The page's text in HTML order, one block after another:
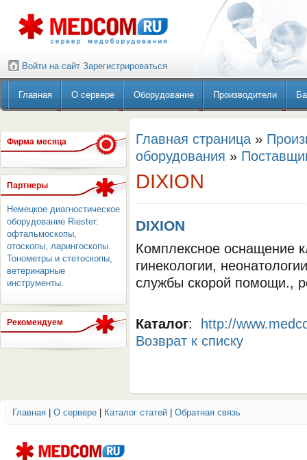
Войти на сайт Зарегистрироваться
Главная О сервере Оборудование Производители
Фирма месяца
Партнеры
Немецкое диагностическое
оборудование Riester:
офтальмоскопы,
отоскопы, ларингоскопы.
Тонометры и стетоскопы,
ветеринарные
инструменты.
Рекомендуем
Главная страница »
оборудования »
DIXION
DIXION
Комплексное оснащение
гинекологии,
службы скорой помощи.,
Каталог:
http://
Возврат к списку
Главная О сервере Каталог статей Обратная связь